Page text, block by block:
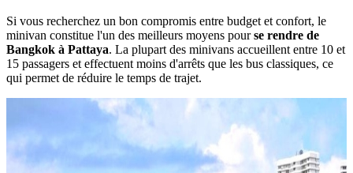
Si vous recherchez un bon compromis entre budget et confort, le
minivan constitue l'un des meilleurs moyens pourse rendre de
Bangkok à Pattaya. La plupart des minivans accueillent entre 10 et
15 passagers et effectuent moins d'arrêts que les bus classiques, ce
qui permet de réduire le temps de trajet.